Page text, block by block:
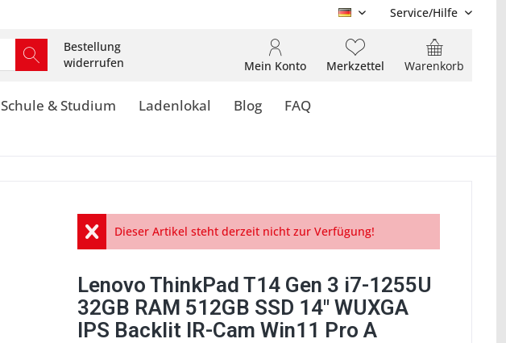
DE Service/Hilfe
Bestellung
widerrufen
Warenkorb
Merkzettel
Mein Konto
Schule & Studium Ladenlokal Blog FAQ
Dieser Artikel steht derzeit nicht zur Verfügung!
Lenovo ThinkPad T14 Gen 3 i7-1255U
32GB RAM 512GB SSD 14" WUXGA
IPS Backlit IR-Cam Win11 Pro A